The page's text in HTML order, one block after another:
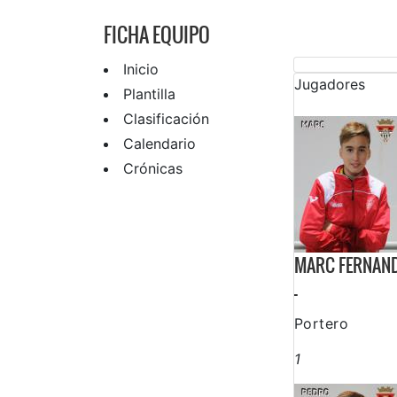
FICHA EQUIPO
Inicio
Plantilla
Clasificación
Calendario
Crónicas
Jugadores
MARC
-
Portero
1